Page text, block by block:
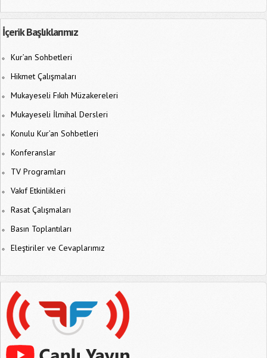
İçerik Başlıklarımız
Kur’an Sohbetleri
Hikmet Çalışmaları
Mukayeseli Fıkıh Müzakereleri
Mukayeseli İlmihal Dersleri
Konulu Kur’an Sohbetleri
Konferanslar
TV Programları
Vakıf Etkinlikleri
Rasat Çalışmaları
Basın Toplantıları
Eleştiriler ve Cevaplarımız